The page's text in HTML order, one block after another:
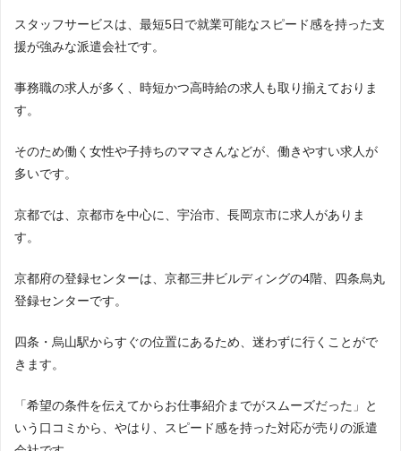
スタッフサービスは、最短5日で就業可能なスピード感を持った支
援が強みな派遣会社です。
事務職の求人が多く、時短かつ高時給の求人も取り揃えておりま
す。
そのため働く女性や子持ちのママさんなどが、働きやすい求人が
多いです。
京都では、京都市を中心に、宇治市、長岡京市に求人がありま
す。
京都府の登録センターは、京都三井ビルディングの4階、四条烏丸
登録センターです。
四条・烏山駅からすぐの位置にあるため、迷わずに行くことがで
きます。
「希望の条件を伝えてからお仕事紹介までがスムーズだった」と
いう口コミから、やはり、スピード感を持った対応が売りの派遣